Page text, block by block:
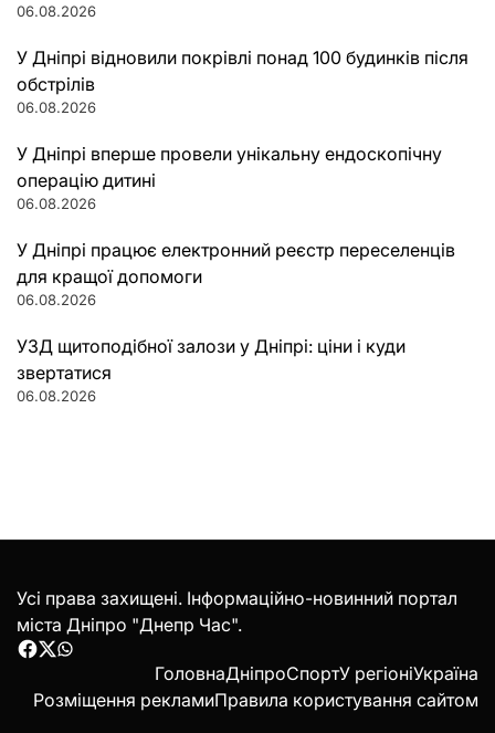
06.08.2026
У Дніпрі відновили покрівлі понад 100 будинків після
обстрілів
06.08.2026
У Дніпрі вперше провели унікальну ендоскопічну
операцію дитині
06.08.2026
У Дніпрі працює електронний реєстр переселенців
для кращої допомоги
06.08.2026
УЗД щитоподібної залози у Дніпрі: ціни і куди
звертатися
06.08.2026
Усі права захищені. Інформаційно-новинний портал
міста Дніпро "Днепр Час".
Facebook
Twitter
WhatsApp
ГоловнаДніпроСпортУ регіоніУкраїна
Розміщення рекламиПравила користування сайтом